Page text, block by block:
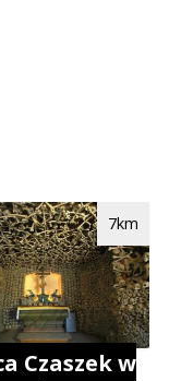
Czaszek w
7km